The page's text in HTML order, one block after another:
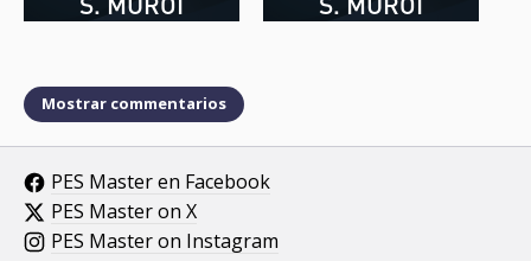
Mostrar commentarios
PES Master en Facebook
PES Master on X
PES Master on Instagram